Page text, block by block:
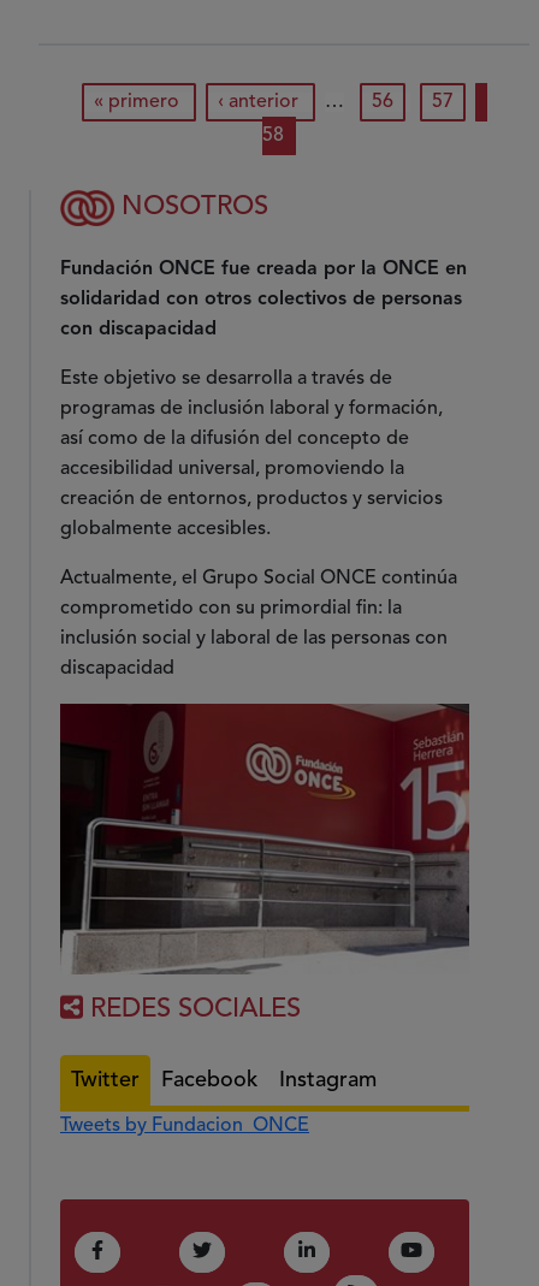
nuestro
motor
de
personas!
Paginación
primera página
« primero página anterior
‹ anterior … página
56 página
57
58
NOSOTROS
Fundación ONCE fue creada por la ONCE en
solidaridad con otros colectivos de personas
con discapacidad
Este objetivo se desarrolla a través de
programas de inclusión laboral y formación,
así como de la difusión del concepto de
accesibilidad universal, promoviendo la
creación de entornos, productos y servicios
globalmente accesibles.
Actualmente, el Grupo Social ONCE continúa
comprometido con su primordial fin: la
inclusión social y laboral de las personas con
discapacidad
REDES SOCIALES
Twitter Facebook Instagram
Tweets by Fundacion_ONCE
Facebook
(Abre en nueva ventana)
Twitter
(Abre en nueva ventana)
LinkedIn
(Abre en nueva ventana)
Youtube
(Abre en